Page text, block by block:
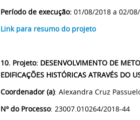
Período de execução: 01/08/2018 a 02/
Link para resumo do projeto
10. Projeto: DESENVOLVIMENTO DE
EDIFICAÇÕES HISTÓRICAS ATRAVÉS DO
Coordenador (a): Alexandra Cruz
Nº do Processo: 23007.010264/2018-44